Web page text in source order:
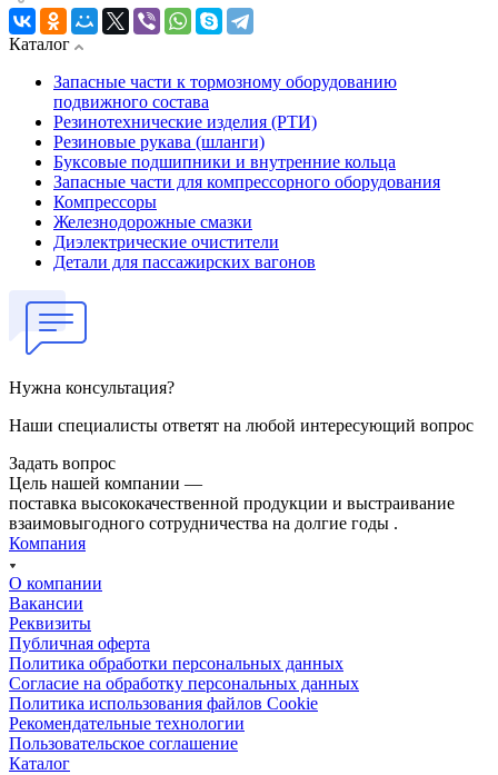
Каталог
Запасные части к тормозному оборудованию
подвижного состава
Резинотехнические изделия (РТИ)
Резиновые рукава (шланги)
Буксовые подшипники и внутренние кольца
Запасные части для компрессорного оборудования
Компрессоры
Железнодорожные смазки
Диэлектрические очистители
Детали для пассажирских вагонов
Нужна консультация?
Наши специалисты ответят на любой интересующий вопрос
Задать вопрос
Цель нашей компании —
поставка высококачественной продукции и выстраивание
взаимовыгодного сотрудничества на долгие годы .
Компания
О компании
Вакансии
Реквизиты
Публичная оферта
Политика обработки персональных данных
Cогласие на обработку персональных данных
Политика использования файлов Cookie
Рекомендательные технологии
Пользовательское соглашение
Каталог